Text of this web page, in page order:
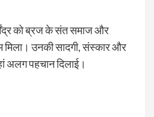
को ब्रज के संत समाज और
मिला। उनकी सादगी, संस्कार और
अलग पहचान दिलाई।